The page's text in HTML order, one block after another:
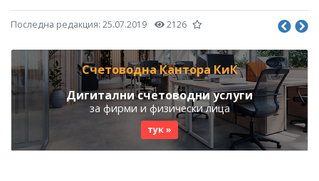
Последна редакция: 25.07.2019 2126
Счетоводна Кантора КиК
Дигитални счетоводни услуги
за фирми и физически лица
тук »